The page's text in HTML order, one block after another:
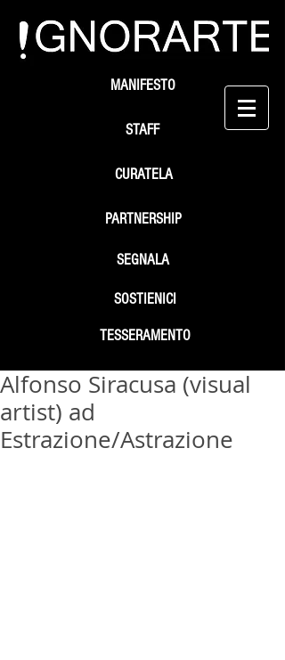
STAFF
SEGNALA
SOSTIENICI
MANIFESTO
PARTNERSHIP
TESSERAMENTO
CURATELA
Alfonso Siracusa (visual
artist) ad
Estrazione/Astrazione